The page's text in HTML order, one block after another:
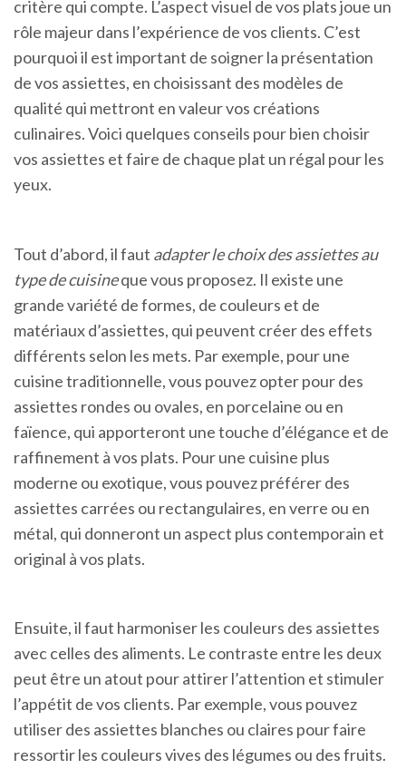
critère qui compte. L’aspect visuel de vos plats joue un
rôle majeur dans l’expérience de vos clients. C’est
pourquoi il est important de soigner la présentation
de vos assiettes, en choisissant des modèles de
qualité qui mettront en valeur vos créations
culinaires. Voici quelques conseils pour bien choisir
vos assiettes et faire de chaque plat un régal pour les
yeux.
Tout d’abord, il faut adapter le choix des assiettes au
type de cuisineque vous proposez. Il existe une
grande variété de formes, de couleurs et de
matériaux d’assiettes, qui peuvent créer des effets
différents selon les mets. Par exemple, pour une
cuisine traditionnelle, vous pouvez opter pour des
assiettes rondes ou ovales, en porcelaine ou en
faïence, qui apporteront une touche d’élégance et de
raffinement à vos plats. Pour une cuisine plus
moderne ou exotique, vous pouvez préférer des
assiettes carrées ou rectangulaires, en verre ou en
métal, qui donneront un aspect plus contemporain et
original à vos plats.
Ensuite, il faut harmoniser les couleurs des assiettes
avec celles des aliments. Le contraste entre les deux
peut être un atout pour attirer l’attention et stimuler
l’appétit de vos clients. Par exemple, vous pouvez
utiliser des assiettes blanches ou claires pour faire
ressortir les couleurs vives des légumes ou des fruits.